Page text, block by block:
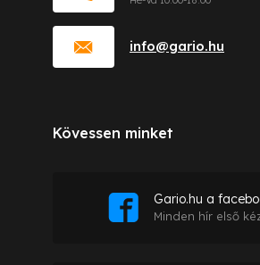
info@gario.hu
Kövessen minket
Gario.hu a
Minden hír első